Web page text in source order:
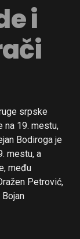
i
srpske
na 19. mestu,
Bodiroga je
mestu, a
među
Petrović,